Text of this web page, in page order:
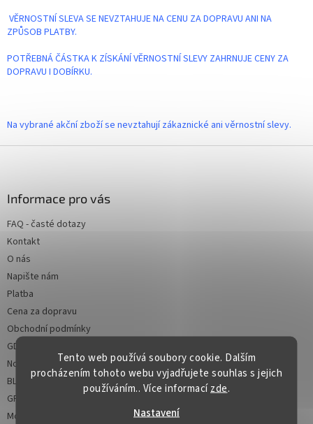
Tento web používá soubory cookie. Dalším
procházením tohoto webu vyjadřujete souhlas s jejich
používáním.. Více informacízde.
Nastavení
VĚRNOSTNÍ SLEVA SE NEVZTAHUJE NA CENU ZA DOPRAVU ANI NA
ZPŮSOB PLATBY.
POTŘEBNÁ ČÁSTKA K ZÍSKÁNÍ VĚRNOSTNÍ SLEVY ZAHRNUJE CENY ZA
DOPRAVU I DOBÍRKU.
Na vybrané akční zboží se nevztahují zákaznické ani věrnostní slevy.
Informace pro vás
FAQ - časté dotazy
Kontakt
O nás
Napište nám
Platba
Cena za dopravu
Obchodní podmínky
GDPR
Novinky
BLOG
GPSR
Moje objednávka